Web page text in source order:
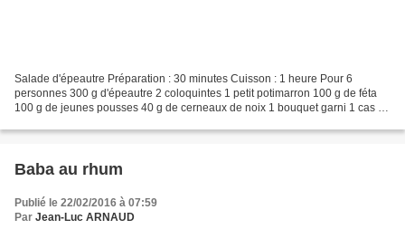
Salade d'épeautre Préparation : 30 minutes Cuisson : 1 heure Pour 6
personnes 300 g d'épeautre 2 coloquintes 1 petit potimarron 100 g de féta
100 g de jeunes pousses 40 g de cerneaux de noix 1 bouquet garni 1 cas de
Baba au rhum
Publié le 22/02/2016 à 07:59
Par Jean-Luc ARNAUD